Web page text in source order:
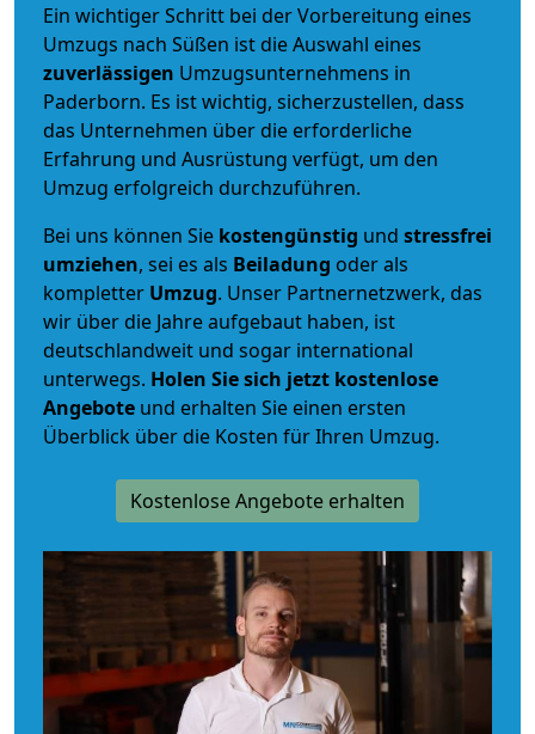
Ein wichtiger Schritt bei der Vorbereitung eines
Umzugs nach Süßen ist die Auswahl eines
zuverlässigen Umzugsunternehmens in
Paderborn. Es ist wichtig, sicherzustellen, dass
das Unternehmen über die erforderliche
Erfahrung und Ausrüstung verfügt, um den
Umzug erfolgreich durchzuführen.
Bei uns können Sie kostengünstig und stressfrei
umziehen, sei es als Beiladung oder als
kompletter Umzug. Unser Partnernetzwerk, das
wir über die Jahre aufgebaut haben, ist
deutschlandweit und sogar international
unterwegs. Holen Sie sich jetzt kostenlose
Angebote und erhalten Sie einen ersten
Überblick über die Kosten für Ihren Umzug.
Kostenlose Angebote erhalten